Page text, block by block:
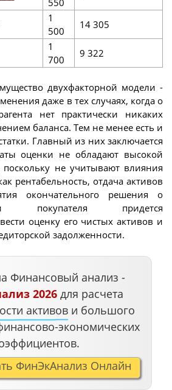
1
500
14 305
1
700
9 322
двухфакторной модели -
даже в тех случаях, когда о
нет практически никаких
баланса. Тем не менее есть и
Главный из них заключается
оценки не обладают высокой
поскольку не учитывают влияния
рентабельность, отдача активов
окончательного решения о
покупателя придется
оценку его чистых активов и
задолженности.
Финансовый анализ -
2026для расчета
активов и большого
экономических
ФинЭкАнализ Онлайн